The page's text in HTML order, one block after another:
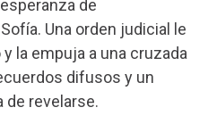
de
Una orden judicial le
la empuja a una cruzada
difusos y un
de revelarse.